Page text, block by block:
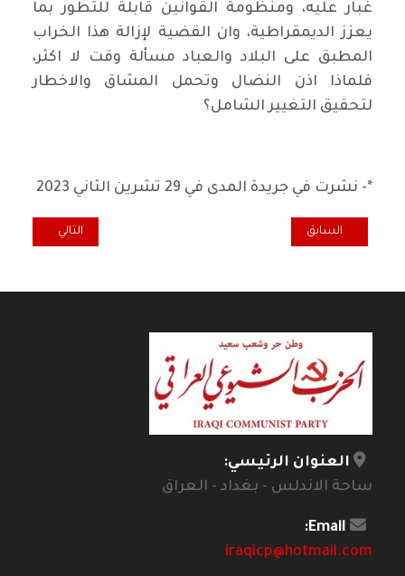
غبار عليه، ومنظومة القوانين قابلة للتطور بما
يعزز الديمقراطية، وان القضية لإزالة هذا الخراب
المطبق على البلاد والعباد مسألة وقت لا اكثر،
فلماذا اذن النضال وتحمل المشاق والاخطار
لتحقيق التغيير الشامل؟
*- نشرت في جريدة المدى في 29 تشرين الثاني 2023
المقال السابق: مجالس المحافظات والبنية الرقمية
السابق المقال التالي:
التالي
العنوان الرئيسي:
ساحة الاندلس - بغداد - العراق
Email:
iraqicp@hotmail.com